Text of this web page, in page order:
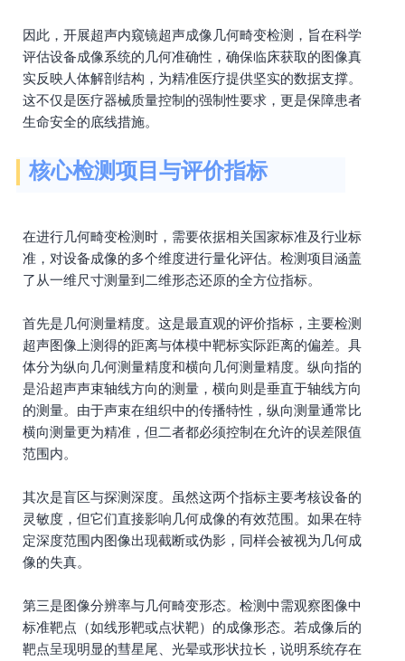
因此，开展超声内窥镜超声成像几何畸变检测，旨在科学
评估设备成像系统的几何准确性，确保临床获取的图像真
实反映人体解剖结构，为精准医疗提供坚实的数据支撑。
这不仅是医疗器械质量控制的强制性要求，更是保障患者
生命安全的底线措施。
核心检测项目与评价指标
在进行几何畸变检测时，需要依据相关国家标准及行业标
准，对设备成像的多个维度进行量化评估。检测项目涵盖
了从一维尺寸测量到二维形态还原的全方位指标。
首先是几何测量精度。这是最直观的评价指标，主要检测
超声图像上测得的距离与体模中靶标实际距离的偏差。具
体分为纵向几何测量精度和横向几何测量精度。纵向指的
是沿超声声束轴线方向的测量，横向则是垂直于轴线方向
的测量。由于声束在组织中的传播特性，纵向测量通常比
横向测量更为精准，但二者都必须控制在允许的误差限值
范围内。
其次是盲区与探测深度。虽然这两个指标主要考核设备的
灵敏度，但它们直接影响几何成像的有效范围。如果在特
定深度范围内图像出现截断或伪影，同样会被视为几何成
像的失真。
第三是图像分辨率与几何畸变形态。检测中需观察图像中
标准靶点（如线形靶或点状靶）的成像形态。若成像后的
靶点呈现明显的彗星尾、光晕或形状拉长，说明系统存在